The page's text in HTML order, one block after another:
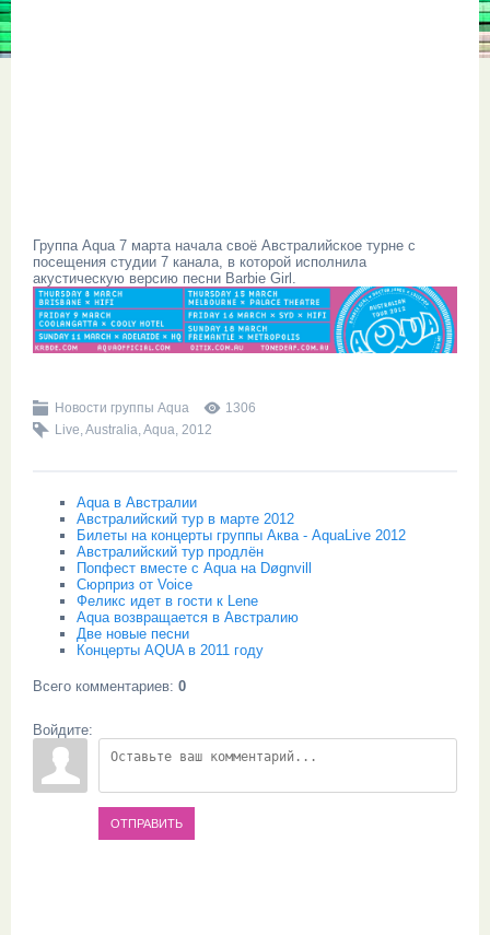
Группа Aqua 7 марта начала своё Австралийское турне с
посещения студии 7 канала, в которой исполнила
акустическую версию песни Barbie Girl.
Новости группы Aqua
1306
Live Australia Aqua 2012
Aqua в Австралии
Австралийский тур в марте 2012
Билеты на концерты группы Аква - AquaLive 2012
Австралийский тур продлён
Попфест вместе с Aqua на Døgnvill
Сюрприз от Voice
Феликс идет в гости к Lene
Aqua возвращается в Австралию
Две новые песни
Концерты AQUA в 2011 году
Всего комментариев: 0
Войдите:
ОТПРАВИТЬ